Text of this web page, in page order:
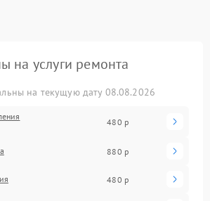
на услуги ремонта
на текущую дату 08.08.2026
480 р
880 р
480 р